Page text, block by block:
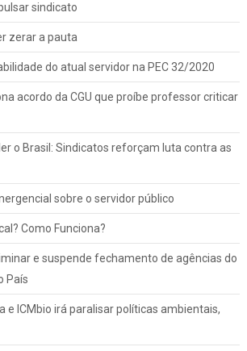
sindicato
zerar a pauta
do atual servidor na PEC 32/2020
acordo da CGU que proíbe professor criticar
o Brasil: Sindicatos reforçam luta contra as
sobre o servidor público
Como Funciona?
e suspende fechamento de agências do
País
e ICMbio irá paralisar políticas ambientais,
como vai funcionar a